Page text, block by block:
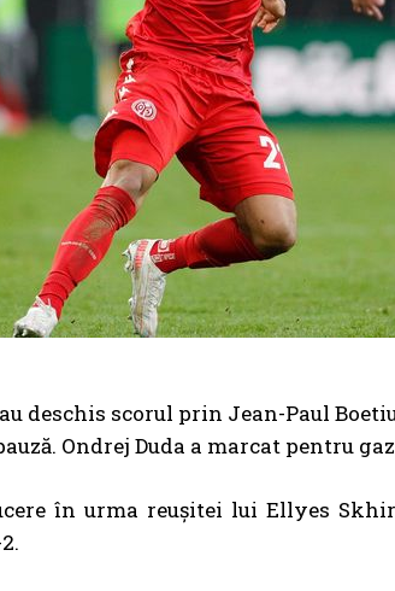
deschis scorul prin Jean-Paul
Ondrej Duda a marcat pentru
în urma reuşitei lui Ellyes